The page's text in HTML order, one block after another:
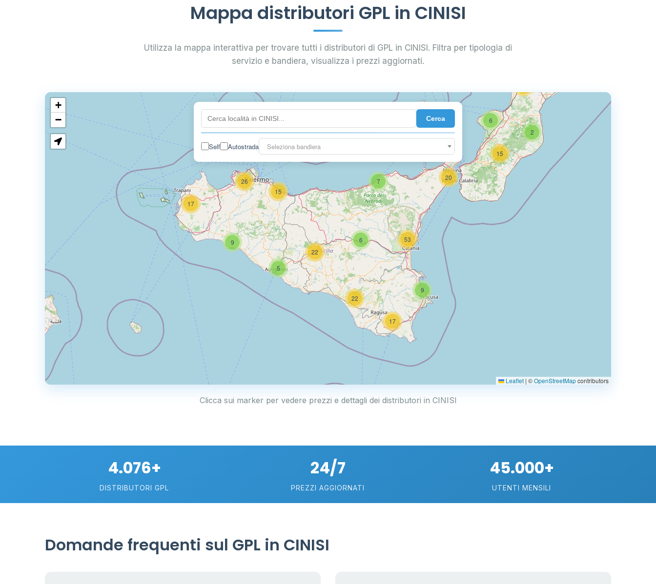
Mappa distributori GPL in CINISI
Utilizza la mappa interattiva per trovare tutti i distributori di GPL in CINISI. Filtra per tipologia di
servizio e bandiera, visualizza i prezzi aggiornati.
Cerca
Self Autostrada Seleziona bandiera
9
7 20
6 53
17
15
26
5
9
17
22
22
6
2
15
0.991 €
+
−
Leaflet | ©OpenStreetMapcontributors
Clicca sui marker per vedere prezzi e dettagli dei distributori in CINISI
4.076+
DISTRIBUTORI GPL
24/7
PREZZI AGGIORNATI
45.000+
UTENTI MENSILI
Domande frequenti sul GPL in CINISI